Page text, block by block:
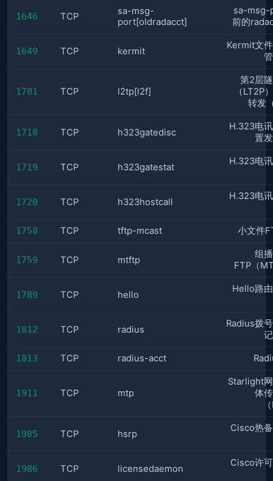
1646 TCP
sa-msg-
port[oldradacct]
sa-msg-
前的
1649 TCP kermit
Kermit文
1701 TCP l2tp[l2f]
第2层
（LT2P
转发
1718 TCP h323gatedisc
H.323电
置
1719 TCP h323gatestat
H.323电
1720 TCP h323hostcall
H.323电
1758 TCP tftp-mcast 小文件
1759 TCP mtftp
组
FTP（
1789 TCP hello
Hello路
1812 TCP radius
Radius拨
1813 TCP radius-acct
1911 TCP mtp
Starlight
体
1985 TCP hsrp
Cisco热
1986 TCP licensedaemon
Cisco许